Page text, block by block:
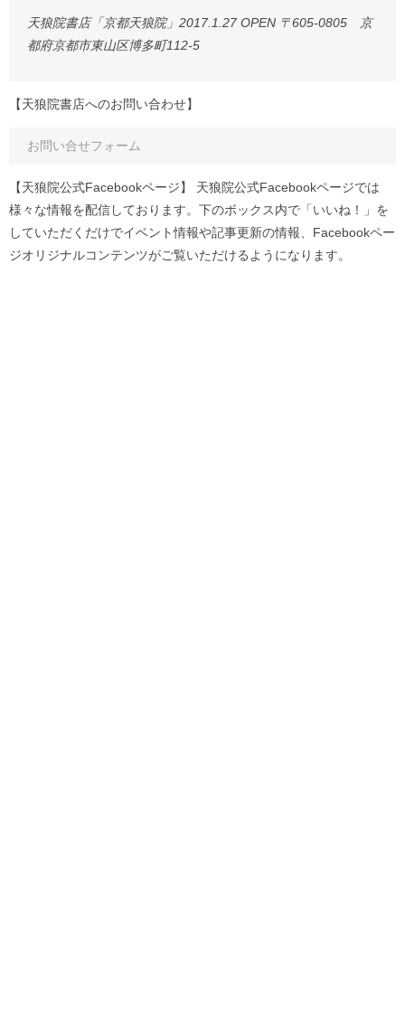
天狼院書店「京都天狼院」2017.1.27 OPEN 〒605-0805 京
都府京都市東山区博多町112-5
【天狼院書店へのお問い合わせ】
お問い合せフォーム
【天狼院公式Facebookページ】 天狼院公式Facebookページでは
様々な情報を配信しております。下のボックス内で「いいね！」を
していただくだけでイベント情報や記事更新の情報、Facebookペー
ジオリジナルコンテンツがご覧いただけるようになります。